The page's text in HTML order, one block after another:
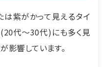
は紫がかって見えるタイ
代〜30代)にも多く見
影響しています。